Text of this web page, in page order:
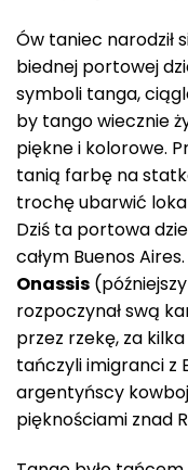
Ów taniec narodził
biednej portowej
symboli tanga,
by tango wiecznie
piękne i kolorowe.
tanią farbę na
trochę ubarwić
Dziś ta portowa
całym Buenos
Onassis
rozpoczynał swą
przez rzekę, za
tańczyli imigranci z
argentyńscy
pięknościami znad